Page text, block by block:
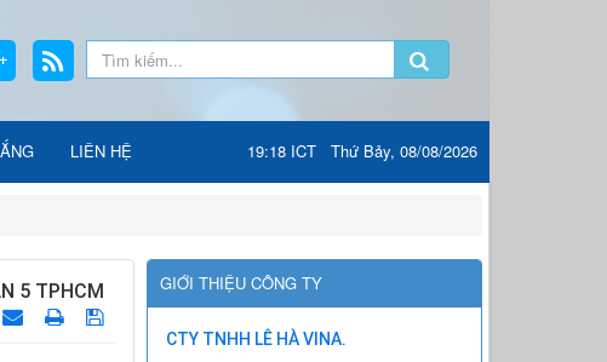
LIÊN HỆ 19:18 ICT Thứ Bảy, 08/08/2026
5 TPHCM
GIỚI THIỆU CÔNG TY
CTY TNHH LÊ HÀ VINA.